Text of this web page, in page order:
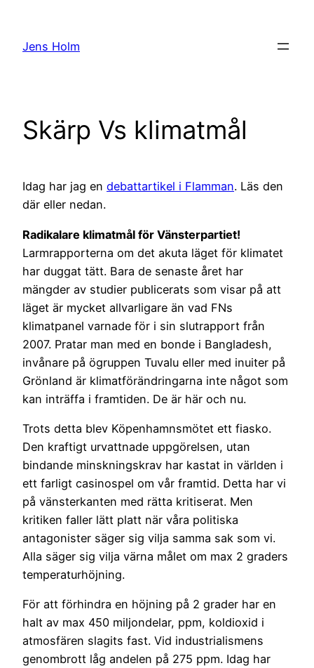
innehåll
Jens Holm
Skärp Vs klimatmål
Idag har jag en debattartikel i Flamman. Läs den
där eller nedan.
Radikalare klimatmål för Vänsterpartiet!
Larmrapporterna om det akuta läget för klimatet
har duggat tätt. Bara de senaste året har
mängder av studier publicerats som visar på att
läget är mycket allvarligare än vad FNs
klimatpanel varnade för i sin slutrapport från
2007. Pratar man med en bonde i Bangladesh,
invånare på ögruppen Tuvalu eller med inuiter på
Grönland är klimatförändringarna inte något som
kan inträffa i framtiden. De är här och nu.
Trots detta blev Köpenhamnsmötet ett fiasko.
Den kraftigt urvattnade uppgörelsen, utan
bindande minskningskrav har kastat in världen i
ett farligt casinospel om vår framtid. Detta har vi
på vänsterkanten med rätta kritiserat. Men
kritiken faller lätt platt när våra politiska
antagonister säger sig vilja samma sak som vi.
Alla säger sig vilja värna målet om max 2 graders
temperaturhöjning.
För att förhindra en höjning på 2 grader har en
halt av max 450 miljondelar, ppm, koldioxid i
atmosfären slagits fast. Vid industrialismens
genombrott låg andelen på 275 ppm. Idag har